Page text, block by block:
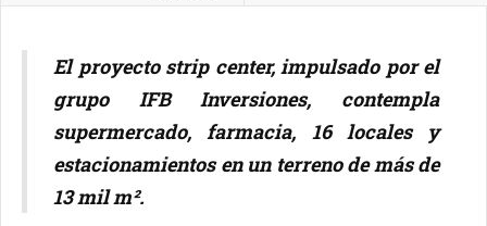
El proyecto strip center, impulsado por el
grupo IFB Inversiones, contempla
supermercado, farmacia, 16 locales y
estacionamientos en un terreno de más de
13 mil m².